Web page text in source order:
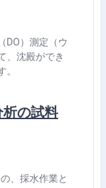
DO）測定（ウ
、沈殿ができ
析の試料
、採水作業と